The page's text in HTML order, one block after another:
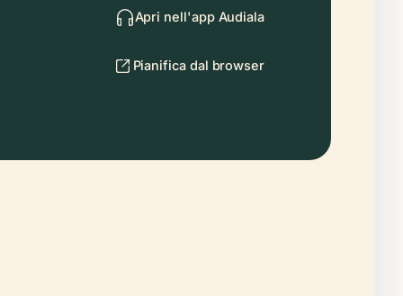
Apri nell'app Audiala
Pianifica dal browser